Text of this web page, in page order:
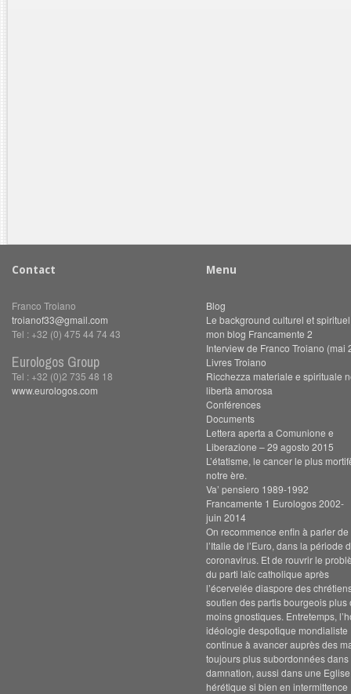
Contact
Franco Troiano
troianof33@gmail.com
Tel : +32 (0) 475 44 74 43
Eurologos Group
Tel : +32 (0)2 735 48 18
www.eurologos.com
Menu
Blog
Le background culturel et
mon blog Francamente 2
Interview de Franco Troiano (mai
Livres Troiano
Ricchezza materiale e spirituale
libertà amorosa
Conférences
Documents
Lettera aperta a Comunione e
Liberazione – 29 agosto 2015
L’étatisme, le cancer le plus
notre ère.
Va’ pensiero 1989-1992
Francamente 1 Eurologos 2002-
juin 2014
On recommence enfin à parler de
l’Italie de l’Euro, dans la période
coronavirus. Et de rouvrir le
du parti laïc catholique après
l’écervelée diaspore des
soutien des partis bourgeois plus
moins gnostiques. Entretemps,
idéologie despotique mondialiste
continue à avancer auprès des
toujours plus subordonnées dans
damnation, aussi dans une Eglise
hérétique si bien en intermittence